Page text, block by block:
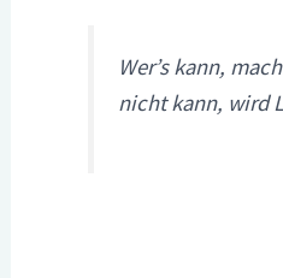
Wer’s kann,
nicht kann, wird